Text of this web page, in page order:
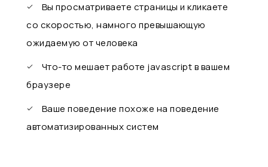
Вы просматриваете страницы и кликаете
со скоростью, намного превышающую
ожидаемую от человека
Что-то мешает работе javascript в вашем
браузере
Ваше поведение похоже на поведение
автоматизированных систем